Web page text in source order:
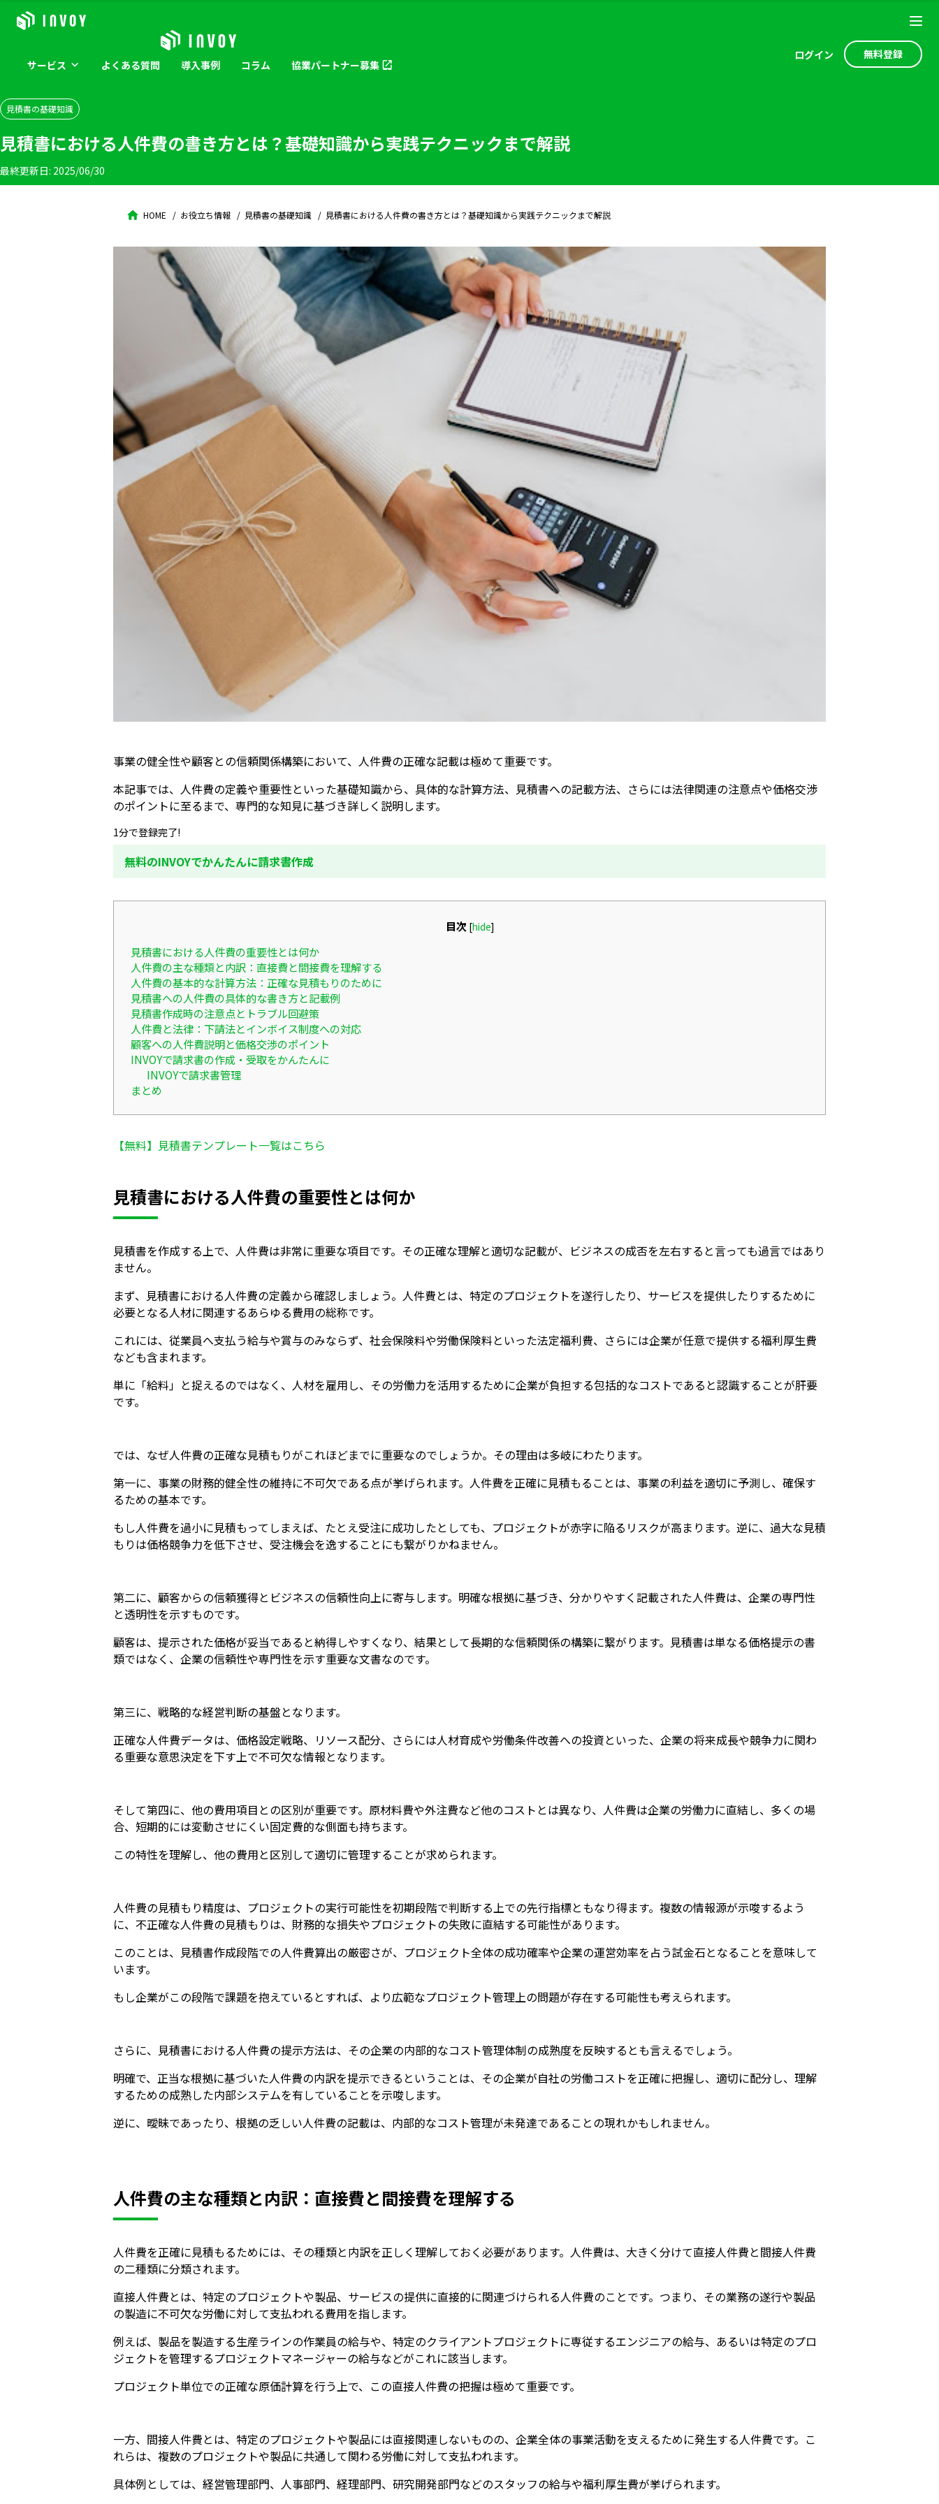
サービス よくある質問 導入事例 コラム 協業パートナー募集
ログイン 無料登録
見積書の基礎知識
見積書における人件費の書き方とは？基礎知識から実践テクニックまで解説
最終更新日: 2025/06/30
HOME お役立ち情報 見積書の基礎知識 見積書における人件費の書き方とは？基礎知識から実践テクニックまで解説
事業の健全性や顧客との信頼関係構築において、人件費の正確な記載は極めて重要です。
本記事では、人件費の定義や重要性といった基礎知識から、具体的な計算方法、見積書への記載方法、さらには法律関連の注意点や価格交渉
のポイントに至るまで、専門的な知見に基づき詳しく説明します。
1分で登録完了!
無料のINVOYでかんたんに請求書作成
目次 [hide]
見積書における人件費の重要性とは何か
人件費の主な種類と内訳：直接費と間接費を理解する
人件費の基本的な計算方法：正確な見積もりのために
見積書への人件費の具体的な書き方と記載例
見積書作成時の注意点とトラブル回避策
人件費と法律：下請法とインボイス制度への対応
顧客への人件費説明と価格交渉のポイント
INVOYで請求書の作成・受取をかんたんに
INVOYで請求書管理
まとめ
【無料】見積書テンプレート一覧はこちら
見積書における人件費の重要性とは何か
見積書を作成する上で、人件費は非常に重要な項目です。その正確な理解と適切な記載が、ビジネスの成否を左右すると言っても過言ではあり
ません。
まず、見積書における人件費の定義から確認しましょう。人件費とは、特定のプロジェクトを遂行したり、サービスを提供したりするために
必要となる人材に関連するあらゆる費用の総称です。
これには、従業員へ支払う給与や賞与のみならず、社会保険料や労働保険料といった法定福利費、さらには企業が任意で提供する福利厚生費
なども含まれます。
単に「給料」と捉えるのではなく、人材を雇用し、その労働力を活用するために企業が負担する包括的なコストであると認識することが肝要
です。
では、なぜ人件費の正確な見積もりがこれほどまでに重要なのでしょうか。その理由は多岐にわたります。
第一に、事業の財務的健全性の維持に不可欠である点が挙げられます。人件費を正確に見積もることは、事業の利益を適切に予測し、確保す
るための基本です。
もし人件費を過小に見積もってしまえば、たとえ受注に成功したとしても、プロジェクトが赤字に陥るリスクが高まります。逆に、過大な見積
もりは価格競争力を低下させ、受注機会を逸することにも繋がりかねません。
第二に、顧客からの信頼獲得とビジネスの信頼性向上に寄与します。明確な根拠に基づき、分かりやすく記載された人件費は、企業の専門性
と透明性を示すものです。
顧客は、提示された価格が妥当であると納得しやすくなり、結果として長期的な信頼関係の構築に繋がります。見積書は単なる価格提示の書
類ではなく、企業の信頼性や専門性を示す重要な文書なのです。
第三に、戦略的な経営判断の基盤となります。
正確な人件費データは、価格設定戦略、リソース配分、さらには人材育成や労働条件改善への投資といった、企業の将来成長や競争力に関わ
る重要な意思決定を下す上で不可欠な情報となります。
そして第四に、他の費用項目との区別が重要です。原材料費や外注費など他のコストとは異なり、人件費は企業の労働力に直結し、多くの場
合、短期的には変動させにくい固定費的な側面も持ちます。
この特性を理解し、他の費用と区別して適切に管理することが求められます。
人件費の見積もり精度は、プロジェクトの実行可能性を初期段階で判断する上での先行指標ともなり得ます。複数の情報源が示唆するよう
に、不正確な人件費の見積もりは、財務的な損失やプロジェクトの失敗に直結する可能性があります。
このことは、見積書作成段階での人件費算出の厳密さが、プロジェクト全体の成功確率や企業の運営効率を占う試金石となることを意味して
います。
もし企業がこの段階で課題を抱えているとすれば、より広範なプロジェクト管理上の問題が存在する可能性も考えられます。
さらに、見積書における人件費の提示方法は、その企業の内部的なコスト管理体制の成熟度を反映するとも言えるでしょう。
明確で、正当な根拠に基づいた人件費の内訳を提示できるということは、その企業が自社の労働コストを正確に把握し、適切に配分し、理解
するための成熟した内部システムを有していることを示唆します。
逆に、曖昧であったり、根拠の乏しい人件費の記載は、内部的なコスト管理が未発達であることの現れかもしれません。
人件費の主な種類と内訳：直接費と間接費を理解する
人件費を正確に見積もるためには、その種類と内訳を正しく理解しておく必要があります。人件費は、大きく分けて直接人件費と間接人件費
の二種類に分類されます。
直接人件費とは、特定のプロジェクトや製品、サービスの提供に直接的に関連づけられる人件費のことです。つまり、その業務の遂行や製品
の製造に不可欠な労働に対して支払われる費用を指します。
例えば、製品を製造する生産ラインの作業員の給与や、特定のクライアントプロジェクトに専従するエンジニアの給与、あるいは特定のプロ
ジェクトを管理するプロジェクトマネージャーの給与などがこれに該当します。
プロジェクト単位での正確な原価計算を行う上で、この直接人件費の把握は極めて重要です。
一方、間接人件費とは、特定のプロジェクトや製品には直接関連しないものの、企業全体の事業活動を支えるために発生する人件費です。こ
れらは、複数のプロジェクトや製品に共通して関わる労働に対して支払われます。
具体例としては、経営管理部門、人事部門、経理部門、研究開発部門などのスタッフの給与や福利厚生費が挙げられます。